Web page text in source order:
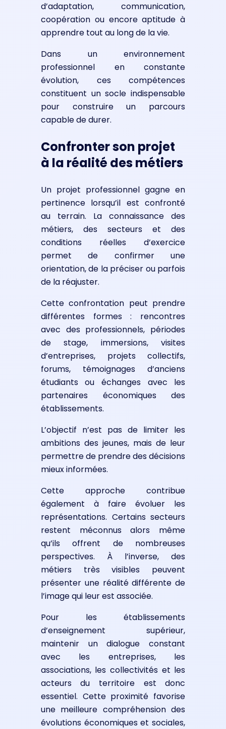
d’adaptation, communication,
coopération ou encore aptitude à
apprendre tout au long de la vie.
Dans un environnement
professionnel en constante
évolution, ces compétences
constituent un socle indispensable
pour construire un parcours
capable de durer.
Confronter son projet
à la réalité des métiers
Un projet professionnel gagne en
pertinence lorsqu’il est confronté
au terrain. La connaissance des
métiers, des secteurs et des
conditions réelles d’exercice
permet de confirmer une
orientation, de la préciser ou parfois
de la réajuster.
Cette confrontation peut prendre
différentes formes : rencontres
avec des professionnels, périodes
de stage, immersions, visites
d’entreprises, projets collectifs,
forums, témoignages d’anciens
étudiants ou échanges avec les
partenaires économiques des
établissements.
L’objectif n’est pas de limiter les
ambitions des jeunes, mais de leur
permettre de prendre des décisions
mieux informées.
Cette approche contribue
également à faire évoluer les
représentations. Certains secteurs
restent méconnus alors même
qu’ils offrent de nombreuses
perspectives. À l’inverse, des
métiers très visibles peuvent
présenter une réalité différente de
l’image qui leur est associée.
Pour les établissements
d’enseignement supérieur,
maintenir un dialogue constant
avec les entreprises, les
associations, les collectivités et les
acteurs du territoire est donc
essentiel. Cette proximité favorise
une meilleure compréhension des
évolutions économiques et sociales,